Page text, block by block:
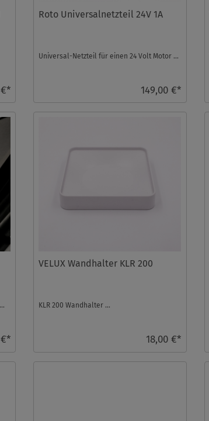
Roto Universalnetzteil 24V 1A
Universal-Netzteil für einen 24 Volt Motor ...
149,00 €*
VELUX Wandhalter KLR 200
KLR 200 Wandhalter ...
18,00 €*